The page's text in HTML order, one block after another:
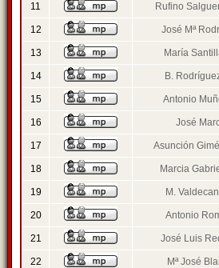
11 Rufino
12 José Mª
13 María
14 B.
15 Antonio
16 José
17 Asunción
18 Marcia
19 M.
20 Antonio
21 José Luis
22 Mª José